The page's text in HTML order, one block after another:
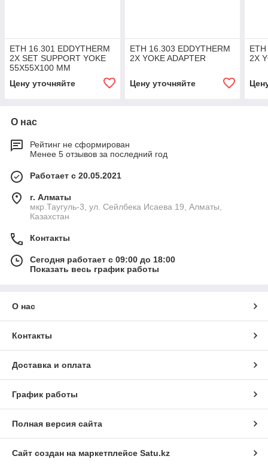
ETH 16.301 EDDYTHERM
2X SET SUPPORT YOKE
55X55X100 MM
Цену уточняйте
ETH 16.303 EDDYTHERM
2X YOKE ADAPTER
Цену уточняйте
2X
О нас
Рейтинг не сформирован
Менее 5 отзывов за последний год
Работает с 20.05.2021
г. Алматы
мкр.Таугуль-3, ул. Сейлбека Исаева 19, Алматы,
Казахстан
Контакты
Сегодня работает с 09:00 до 18:00
Показать весь график работы
О нас
Контакты
Доставка и оплата
График работы
Полная версия сайта
Сайт создан на маркетплейсе Satu.kz